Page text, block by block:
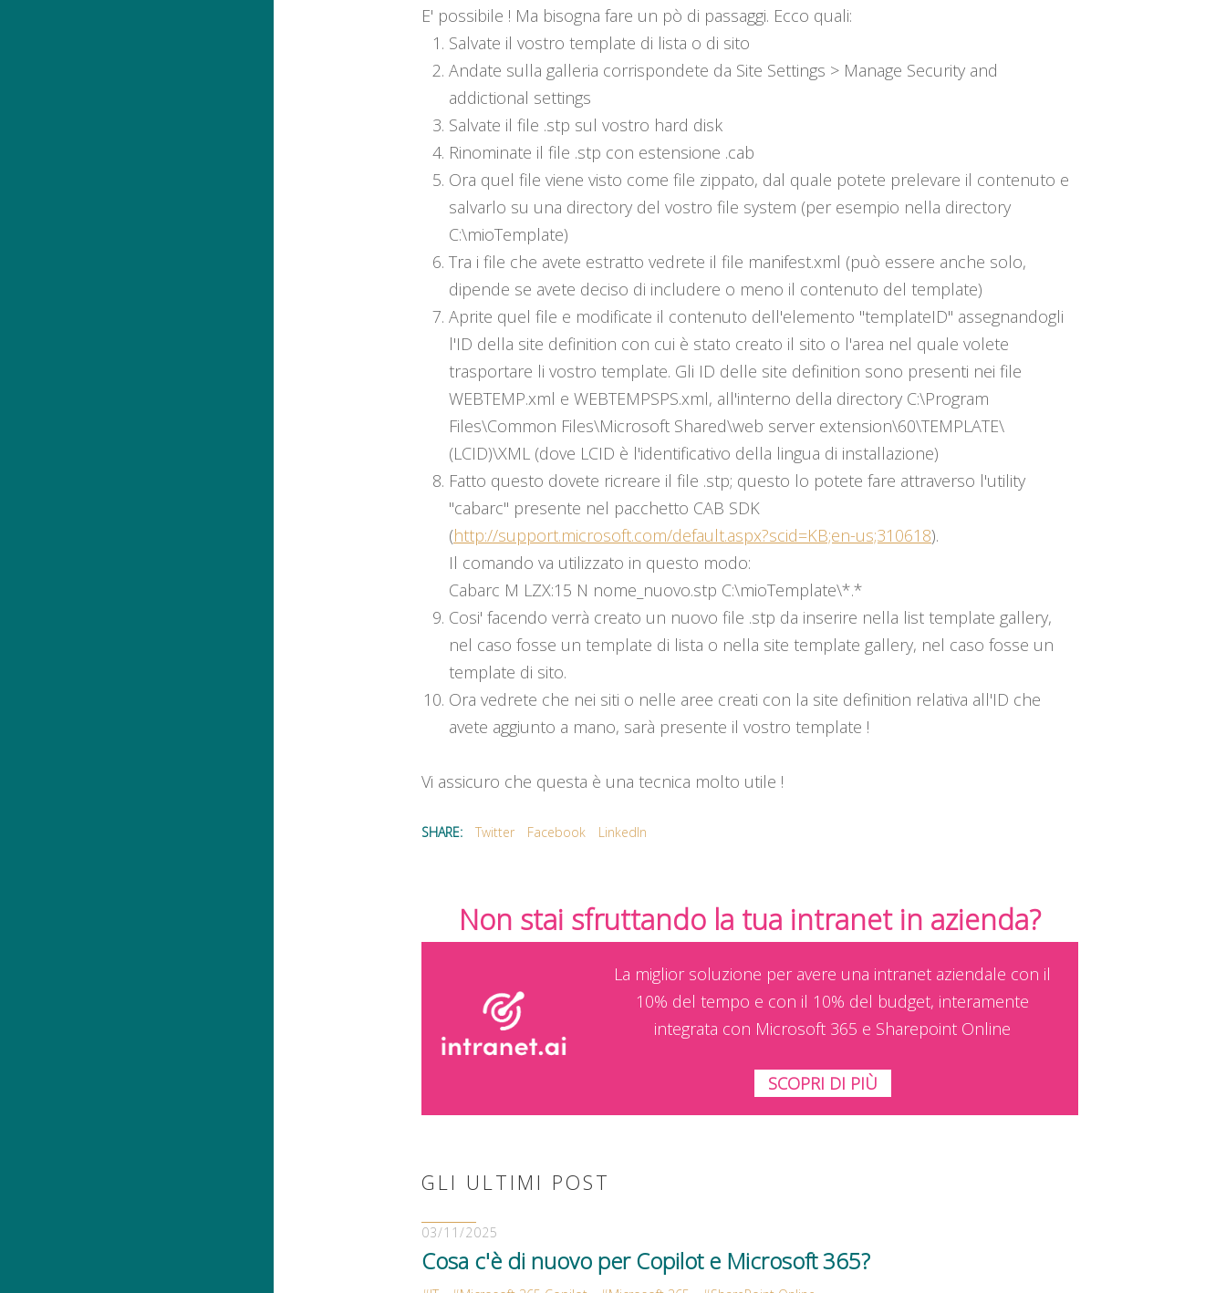
E' possibile ! Ma bisogna fare un pò di passaggi. Ecco quali:
Salvate il vostro template di lista o di sito
Andate sulla galleria corrispondete da Site Settings > Manage Security and
addictional settings
Salvate il file .stp sul vostro hard disk
Rinominate il file .stp con estensione .cab
Ora quel file viene visto come file zippato, dal quale potete prelevare il contenuto e
salvarlo su una directory del vostro file system (per esempio nella directory
C:\mioTemplate)
Tra i file che avete estratto vedrete il file manifest.xml (può essere anche solo,
dipende se avete deciso di includere o meno il contenuto del template)
Aprite quel file e modificate il contenuto dell'elemento "templateID" assegnandogli
l'ID della site definition con cui è stato creato il sito o l'area nel quale volete
trasportare li vostro template. Gli ID delle site definition sono presenti nei file
WEBTEMP.xml e WEBTEMPSPS.xml, all'interno della directory C:\Program
Files\Common Files\Microsoft Shared\web server extension\60\TEMPLATE\
(LCID)\XML (dove LCID è l'identificativo della lingua di installazione)
Fatto questo dovete ricreare il file .stp; questo lo potete fare attraverso l'utility
"cabarc" presente nel pacchetto CAB SDK
(http://support.microsoft.com/default.aspx?scid=KB;en-us;310618).
Il comando va utilizzato in questo modo:
Cabarc M LZX:15 N nome_nuovo.stp C:\mioTemplate\*.*
Cosi' facendo verrà creato un nuovo file .stp da inserire nella list template gallery,
nel caso fosse un template di lista o nella site template gallery, nel caso fosse un
template di sito.
Ora vedrete che nei siti o nelle aree creati con la site definition relativa all'ID che
avete aggiunto a mano, sarà presente il vostro template !
Vi assicuro che questa è una tecnica molto utile !
SHARE: Twitter Facebook LinkedIn
Non stai sfruttando la tua intranet in azienda?
La miglior soluzione per avere una intranet aziendale con il
10% del tempo e con il 10% del budget, interamente
integrata con Microsoft 365 e Sharepoint Online
SCOPRI DI PIÙ
GLI ULTIMI POST
03/11/2025
Cosa c'è di nuovo per Copilot e Microsoft 365?